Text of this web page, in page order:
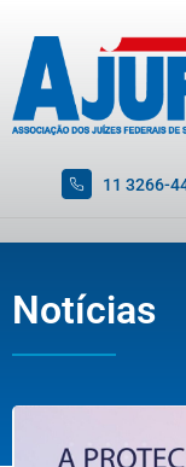
11 3266-
Notícias